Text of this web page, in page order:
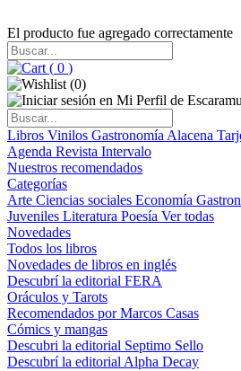
El producto fue agregado correctamente
( 0 )
(0)
Libros Vinilos Gastronomía Alacena
Agenda Revista Intervalo
Nuestros recomendados
Categorías
Arte Ciencias sociales Economía
Juveniles Literatura Poesía Ver todas
Novedades
Todos los libros
Novedades de libros en inglés
Descubrí la editorial FERA
Oráculos y Tarots
Recomendados por Marcos Casas
Cómics y mangas
Descubri la editorial Septimo Sello
Descubrí la editorial Alpha Decay